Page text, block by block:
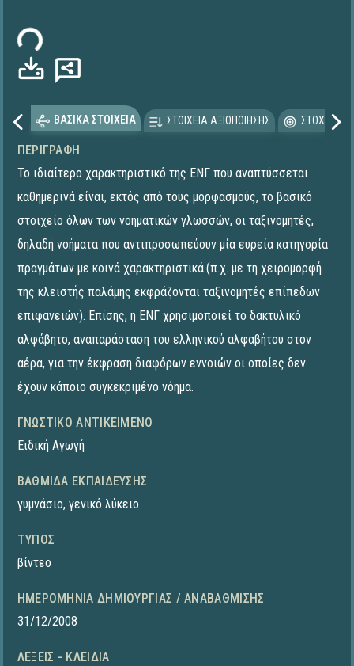
ΒΑΣΙΚΑ ΣΤΟΙΧΕΙΑ ΣΤΟΙΧΕΙΑ ΑΞΙΟΠΟΙΗΣΗΣ
ΠΕΡΙΓΡΑΦΉ
Το ιδιαίτερο χαρακτηριστικό της ΕΝΓ που αναπτύσσεται
καθημερινά είναι, εκτός από τους μορφασμούς, το βασικό
στοιχείο όλων των νοηματικών γλωσσών, οι ταξινομητές,
δηλαδή νοήματα που αντιπροσωπεύουν μία ευρεία κατηγορία
πραγμάτων με κοινά χαρακτηριστικά.(π.χ. με τη χειρομορφή
της κλειστής παλάμης εκφράζονται ταξινομητές επίπεδων
επιφανειών). Επίσης, η ΕΝΓ χρησιμοποιεί το δακτυλικό
αλφάβητο, αναπαράσταση του ελληνικού αλφαβήτου στον
αέρα, για την έκφραση διαφόρων εννοιών οι οποίες δεν
έχουν κάποιο συγκεκριμένο νόημα.
ΓΝΩΣΤΙΚΌ ΑΝΤΙΚΕΊΜΕΝΟ
Ειδική Αγωγή
ΒΑΘΜΊΔΑ ΕΚΠΑΊΔΕΥΣΗΣ
γυμνάσιο, γενικό λύκειο
ΤΎΠΟΣ
βίντεο
ΗΜΕΡΟΜΗΝΊΑ ΔΗΜΙΟΥΡΓΊΑΣ / ΑΝΑΒΆΘΜΙΣΗΣ
31/12/2008
ΛΈΞΕΙΣ - ΚΛΕΙΔΙΆ